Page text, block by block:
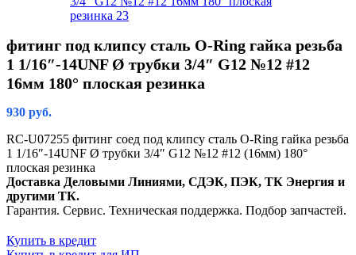
фитинг под клипсу сталь O-Ring гайка резьба
1 1/16″-14UNF Ø трубки 3/4″ G12 №12 #12
16мм 180° плоская резинка
930 руб.
RC-U07255 фитинг соед под клипсу сталь O-Ring гайка резьба
1 1/16″-14UNF Ø трубки 3/4″ G12 №12 #12 (16мм) 180°
плоская резинка
Доставка Деловыми Линиями, СДЭК, ПЭК, ТК Энергия и
другими ТК.
Гарантия. Сервис. Техническая поддержка. Подбор запчастей.
Купить в кредит